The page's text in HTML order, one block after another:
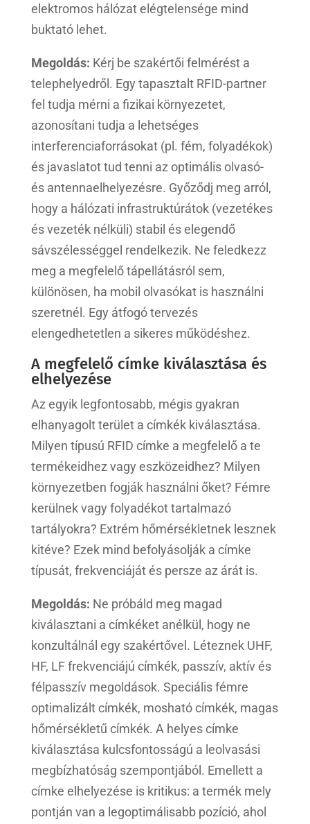
elektromos hálózat elégtelensége mind
buktató lehet.
Megoldás: Kérj be szakértői felmérést a
telephelyedről. Egy tapasztalt RFID-partner
fel tudja mérni a fizikai környezetet,
azonosítani tudja a lehetséges
interferenciaforrásokat (pl. fém, folyadékok)
és javaslatot tud tenni az optimális olvasó-
és antennaelhelyezésre. Győződj meg arról,
hogy a hálózati infrastruktúrátok (vezetékes
és vezeték nélküli) stabil és elegendő
sávszélességgel rendelkezik. Ne feledkezz
meg a megfelelő tápellátásról sem,
különösen, ha mobil olvasókat is használni
szeretnél. Egy átfogó tervezés
elengedhetetlen a sikeres működéshez.
A megfelelő címke kiválasztása és
elhelyezése
Az egyik legfontosabb, mégis gyakran
elhanyagolt terület a címkék kiválasztása.
Milyen típusú RFID címke a megfelelő a te
termékeidhez vagy eszközeidhez? Milyen
környezetben fogják használni őket? Fémre
kerülnek vagy folyadékot tartalmazó
tartályokra? Extrém hőmérsékletnek lesznek
kitéve? Ezek mind befolyásolják a címke
típusát, frekvenciáját és persze az árát is.
Megoldás: Ne próbáld meg magad
kiválasztani a címkéket anélkül, hogy ne
konzultálnál egy szakértővel. Léteznek UHF,
HF, LF frekvenciájú címkék, passzív, aktív és
félpasszív megoldások. Speciális fémre
optimalizált címkék, mosható címkék, magas
hőmérsékletű címkék. A helyes címke
kiválasztása kulcsfontosságú a leolvasási
megbízhatóság szempontjából. Emellett a
címke elhelyezése is kritikus: a termék mely
pontján van a legoptimálisabb pozíció, ahol